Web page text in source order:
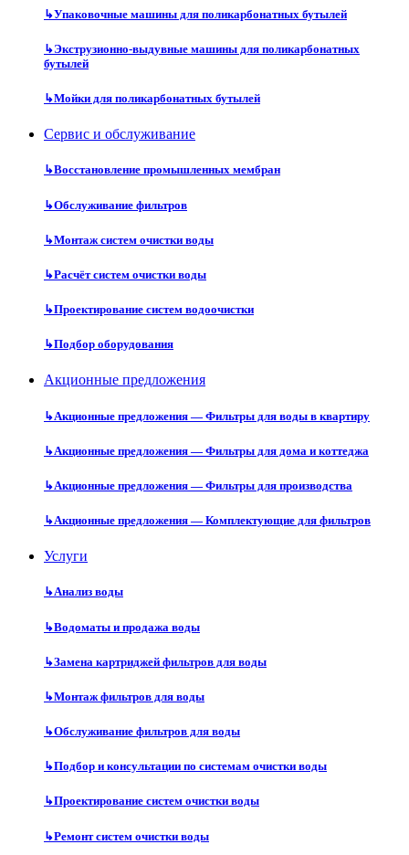
↳Упаковочные машины для поликарбонатных бутылей
↳Экструзионно-выдувные машины для поликарбонатных
бутылей
↳Мойки для поликарбонатных бутылей
Сервис и обслуживание
↳Восстановление промышленных мембран
↳Обслуживание фильтров
↳Монтаж систем очистки воды
↳Расчёт систем очистки воды
↳Проектирование систем водоочистки
↳Подбор оборудования
Акционные предложения
↳Акционные предложения — Фильтры для воды в квартиру
↳Акционные предложения — Фильтры для дома и коттеджа
↳Акционные предложения — Фильтры для производства
↳Акционные предложения — Комплектующие для фильтров
Услуги
↳Анализ воды
↳Водоматы и продажа воды
↳Замена картриджей фильтров для воды
↳Монтаж фильтров для воды
↳Обслуживание фильтров для воды
↳Подбор и консультации по системам очистки воды
↳Проектирование систем очистки воды
↳Ремонт систем очистки воды